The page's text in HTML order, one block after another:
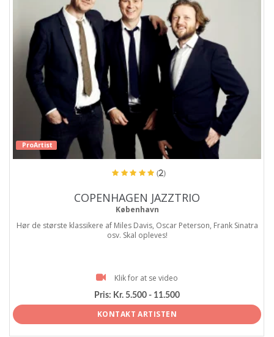
ProArtist
(2)
COPENHAGEN JAZZTRIO
København
Hør de største klassikere af Miles Davis, Oscar Peterson, Frank Sinatra
osv. Skal opleves!
Klik for at se video
Pris: Kr. 5.500 - 11.500
KONTAKT ARTISTEN